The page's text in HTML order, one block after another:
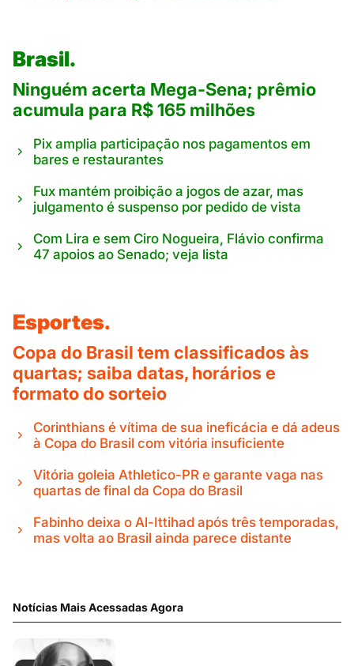
Brasil.
Ninguém acerta Mega-Sena; prêmio
acumula para R$ 165 milhões
Pix amplia participação nos pagamentos em
bares e restaurantes
Fux mantém proibição a jogos de azar, mas
julgamento é suspenso por pedido de vista
Com Lira e sem Ciro Nogueira, Flávio confirma
47 apoios ao Senado; veja lista
Esportes.
Copa do Brasil tem classificados às
quartas; saiba datas, horários e
formato do sorteio
Corinthians é vítima de sua ineficácia e dá adeus
à Copa do Brasil com vitória insuficiente
Vitória goleia Athletico-PR e garante vaga nas
quartas de final da Copa do Brasil
Fabinho deixa o Al-Ittihad após três temporadas,
mas volta ao Brasil ainda parece distante
Notícias Mais Acessadas Agora